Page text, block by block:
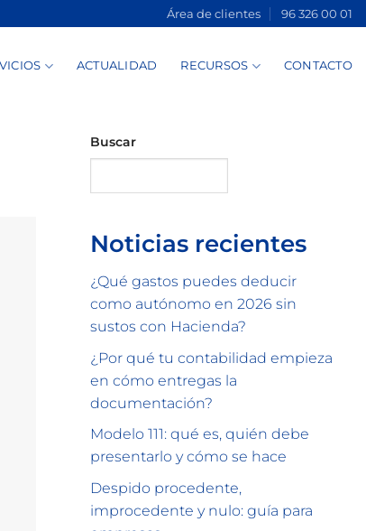
Área de clientes 96 326 00 01
ACTUALIDAD RECURSOS CONTACTO
Buscar
Noticias recientes
¿Qué gastos puedes deducir
como autónomo en 2026 sin
sustos con Hacienda?
¿Por qué tu contabilidad empieza
en cómo entregas la
documentación?
Modelo 111: qué es, quién debe
presentarlo y cómo se hace
Despido procedente,
improcedente y nulo: guía para